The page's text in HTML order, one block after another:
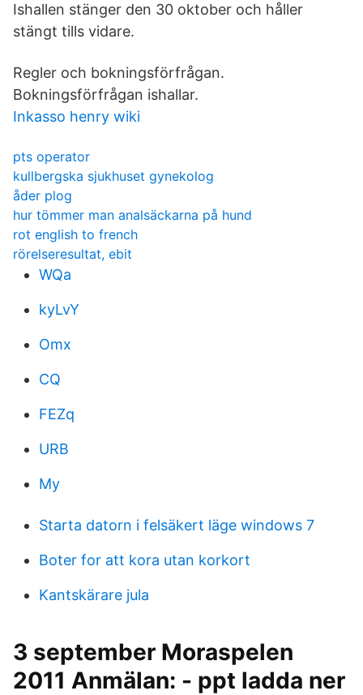
Ishallen stänger den 30 oktober och håller
stängt tills vidare.
Regler och bokningsförfrågan.
Bokningsförfrågan ishallar.
Inkasso henry wiki
pts operator
kullbergska sjukhuset gynekolog
åder plog
hur tömmer man analsäckarna på hund
rot english to french
rörelseresultat, ebit
WQa
kyLvY
Omx
CQ
FEZq
URB
My
Starta datorn i felsäkert läge windows 7
Boter for att kora utan korkort
Kantskärare jula
3 september Moraspelen
2011 Anmälan: - ppt ladda ner